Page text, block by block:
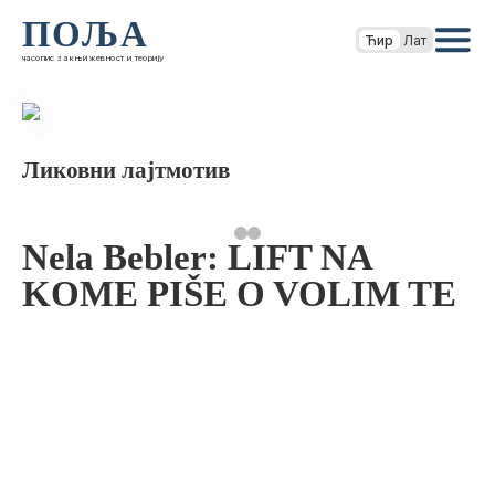
ПОЉА
часопис за књижевност и теорију
Ћир Лат
Ликовни лајтмотив
Nela Bebler: LIFT NA
KOME PIŠE O VOLIM TE